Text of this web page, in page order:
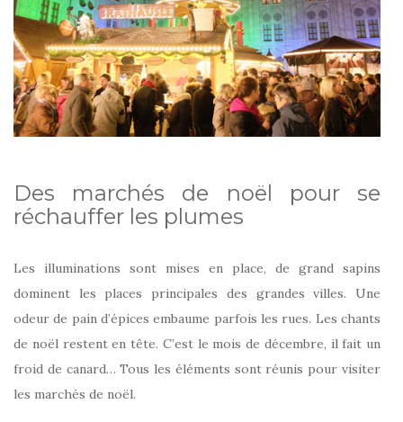
Des marchés de noël pour se
réchauffer les plumes
Les illuminations sont mises en place, de grand sapins
dominent les places principales des grandes villes. Une
odeur de pain d’épices embaume parfois les rues. Les chants
de noël restent en tête. C’est le mois de décembre, il fait un
froid de canard… Tous les éléments sont réunis pour visiter
les marchés de noël.